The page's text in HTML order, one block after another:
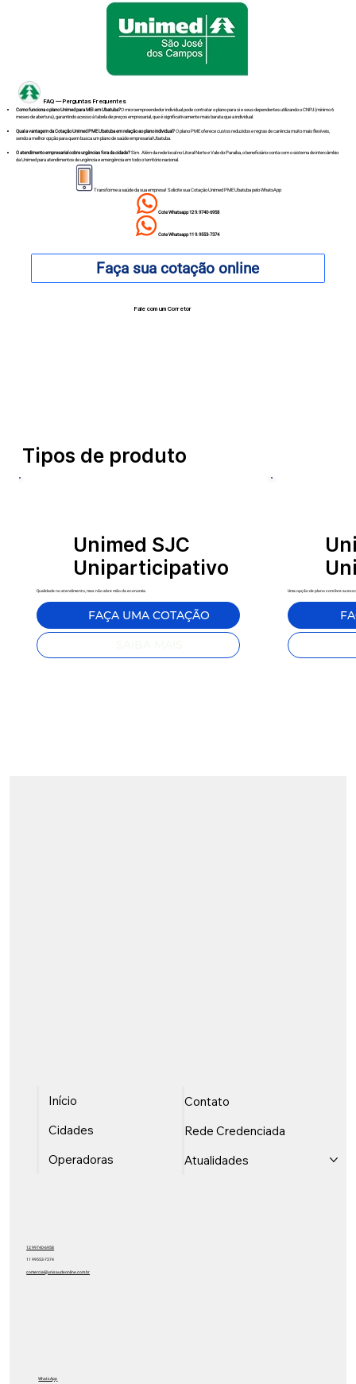
FAQ — Perguntas Frequentes
Como funciona o plano Unimed para MEI em Ubatuba?O microempreendedor individual pode contratar o plano para si e seus dependentes utilizando o CNPJ (mínimo 6
meses de abertura), garantindo acesso à tabela de preços empresarial, que é significativamente mais barata que a individual.
Qual a vantagem da Cotação Unimed PME Ubatuba em relação ao plano individual?O plano PME oferece custos reduzidos e regras de carência muito mais flexíveis,
sendo a melhor opção para quem busca um plano de saúde empresarial Ubatuba.
O atendimento empresarial cobre urgências fora da cidade?Sim. Além da rede local no Litoral Norte e Vale do Paraíba, o beneficiário conta com o sistema de intercâmbio
da Unimed para atendimentos de urgência e emergência em todo o território nacional.
Transforme a saúde da sua empresa! Solicite sua Cotação Unimed PME Ubatuba pelo WhatsApp
Cote Whatsapp 12 9.9740-6958
Cote Whatsapp 11 9.9553-7374
Fale com um Corretor
Faça sua cotação online
Tipos de produto
Unimed SJC
Uniparticipativo
Qualidade no atendimento, mas não abre mão da economia.
FAÇA UMA COTAÇÃO
Uma opção de plano com livre
Início
Cidades
Operadoras
Contato
Rede Credenciada
Atualidades
12 99740-6958
11 99553-7374
comercial@unisaudeonline.com.br
WhatsApp